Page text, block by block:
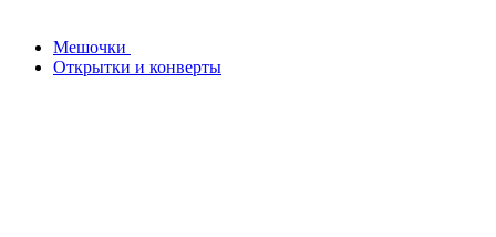
Мешочки
Открытки и конверты